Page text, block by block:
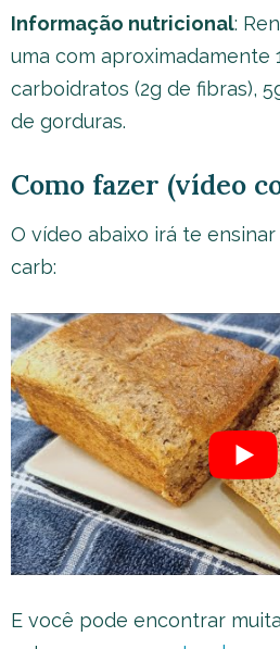
Informação nutricional:
uma com aproximadamente
carboidratos (2g de fibras),
de gorduras.
Como fazer (vídeo
O vídeo abaixo irá te
carb:
E você pode encontrar